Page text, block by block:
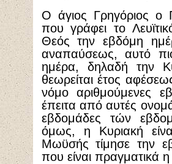
Ο άγιος Γρηγόριος ο
που γράφει το
Θεός την εβδόμη
αναπαύσεως, αυτό
ημέρα, δηλαδή την
θεωρείται έτος
νόμο αριθμούμενες
έπειτα από αυτές
εβδομάδες τών
όμως, η Κυριακή
Μωϋσής τίμησε την
που είναι πραγματικά η